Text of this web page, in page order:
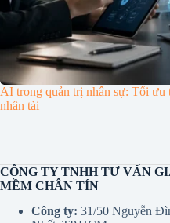
AI trong quản trị nhân sự: Tối ưu
nhân tài
CÔNG TY TNHH TƯ VẤN
MỀM CHÂN TÍN
Công ty: 31/50 Nguyễn